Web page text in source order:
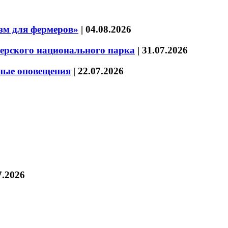
для фермеров» | 04.08.2026
национального парка | 31.07.2026
оповещения | 22.07.2026